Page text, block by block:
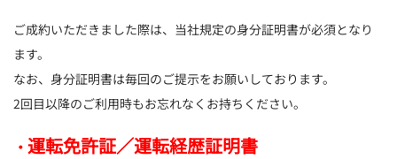
ご成約いただきました際は、当社規定の身分証明書が必須となり
ます。
なお、身分証明書は毎回のご提示をお願いしております。
2回目以降のご利用時もお忘れなくお持ちください。
・ 運転免許証／運転経歴証明書